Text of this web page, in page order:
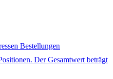
Bestellungen
Der Gesamtwert beträgt